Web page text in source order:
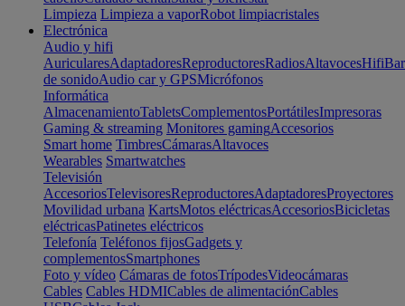
Limpieza Limpieza a vaporRobot limpiacristales
Electrónica
Audio y hifi
AuricularesAdaptadoresReproductoresRadiosAltavocesHifi
de sonidoAudio car y GPSMicrófonos
Informática
AlmacenamientoTabletsComplementosPortátilesImpresoras
Gaming & streaming Monitores gamingAccesorios
Smart home TimbresCámarasAltavoces
Wearables Smartwatches
Televisión
AccesoriosTelevisoresReproductoresAdaptadoresProyectores
Movilidad urbana KartsMotos eléctricasAccesoriosBicicletas
eléctricasPatinetes eléctricos
Telefonía Teléfonos fijosGadgets y
complementosSmartphones
Foto y vídeo Cámaras de fotosTrípodesVideocámaras
Cables Cables HDMICables de alimentaciónCables